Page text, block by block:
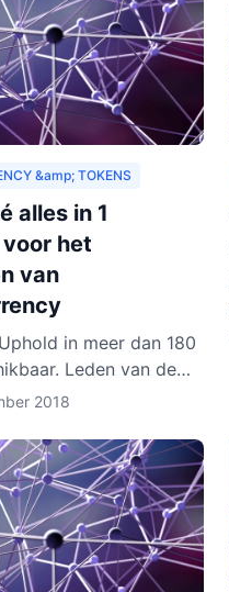
&amp; TOKENS
alles in 1
het
van
in meer dan 180
Leden van de
meer bedrijven,
2018